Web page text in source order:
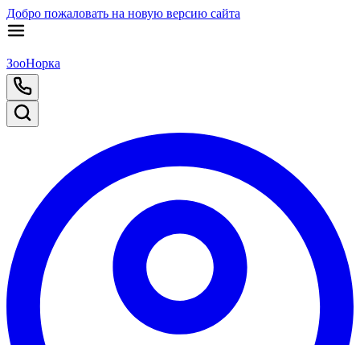
Добро пожаловать на новую версию сайта
ЗооНорка